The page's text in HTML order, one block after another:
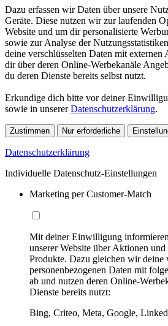
Dazu erfassen wir Daten über unsere
Geräte. Diese nutzen wir zur laufenden
Website und um dir personalisierte
sowie zur Analyse der
deine verschlüsselten Daten mit externen
dir über deren Online-Werbekanäle
du deren Dienste bereits selbst nutzt.
Erkundige dich bitte vor deiner
sowie in unsererDatenschutzerklärung.
Zustimmen Nur erforderliche
Datenschutzerklärung
Individuelle Datenschutz-Einstellungen
Marketing per Customer-Match
Mit deiner Einwilligung
unserer Website über Aktionen
Produkte. Dazu gleichen wir deine
personenbezogenen Daten mit
ab und nutzen deren Online-
Dienste bereits nutzt:
Bing, Criteo, Meta, Google,